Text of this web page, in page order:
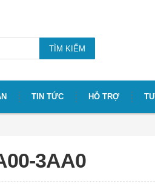
TÌM KIẾM
TIN TỨC HỖ TRỢ
3AA0